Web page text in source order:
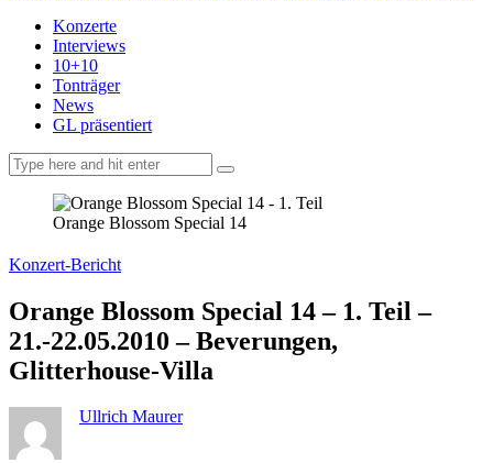
Konzerte
Interviews
10+10
Tonträger
News
GL präsentiert
Orange Blossom Special 14
Konzert-Bericht
Orange Blossom Special 14 – 1. Teil –
21.-22.05.2010 – Beverungen,
Glitterhouse-Villa
Ullrich Maurer